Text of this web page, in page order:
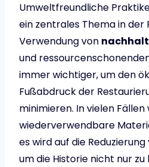
Umweltfreundliche
ein zentrales Thema in der
Verwendung von
und
immer wichtiger, um den
Fußabdruck der
minimieren. In vielen
wiederverwendbare
es wird auf die
um die Historie nicht nur